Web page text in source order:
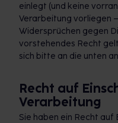
einlegt (und keine
Verarbeitung vorliegen
Widersprüchen gegen
vorstehendes Recht
sich bitte an die unten
Recht auf
Verarbeitung
Sie haben ein Recht auf